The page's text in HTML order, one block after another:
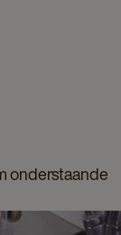
onderstaande